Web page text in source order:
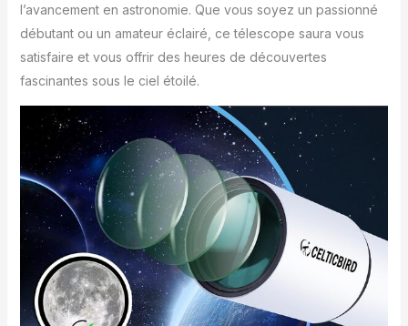
service de satisfaction
de 3 ans. Si vous avez
des questions sur le
produit et le service,
contacter pour obtenir
une assistance
technique 24 heures sur
24 de la part de notre
équipe d'experts.
l’avancement en astronomie. Que vous soyez un passionné
débutant ou un amateur éclairé, ce télescope saura vous
satisfaire et vous offrir des heures de découvertes
fascinantes sous le ciel étoilé.